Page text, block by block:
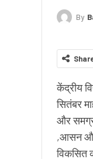
By
केंद्रीय
सितंबर
और समग्र
,आसन और
विकसित